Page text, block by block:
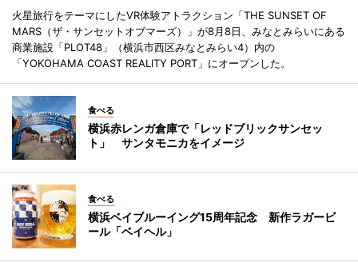
火星旅行をテーマにしたVR体験アトラクション「THE SUNSET OF
MARS（ザ・サンセットオブマーズ）」が8月8日、みなとみらいにある
商業施設「PLOT48」（横浜市西区みなとみらい4）内の
「YOKOHAMA COAST REALITY PORT」にオープンした。
食べる
横浜赤レンガ倉庫で「レッドブリックサンセッ
ト」 サンタモニカをイメージ
食べる
横浜ベイブルーイング15周年記念 新作ラガービ
ール「ベイヘル」